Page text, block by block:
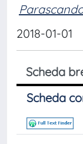
2018-01-01
Scheda
Scheda